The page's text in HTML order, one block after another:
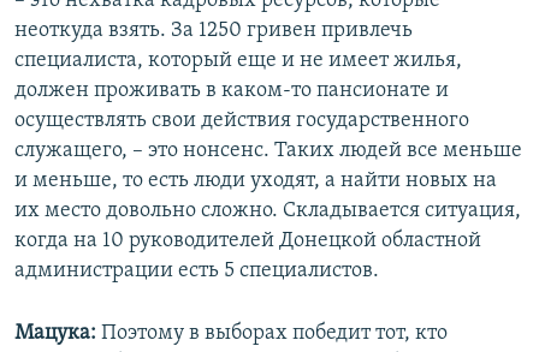
неоткуда взять. За 1250 гривен привлечь
специалиста, который еще и не имеет жилья,
должен проживать в каком-то пансионате и
осуществлять свои действия государственного
служащего, – это нонсенс. Таких людей все меньше
и меньше, то есть люди уходят, а найти новых на
их место довольно сложно. Складывается ситуация,
когда на 10 руководителей Донецкой областной
администрации есть 5 специалистов.
Мацука: Поэтому в выборах победит тот, кто